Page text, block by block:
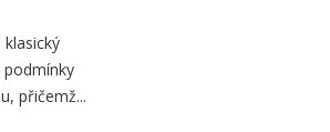
přičemž...